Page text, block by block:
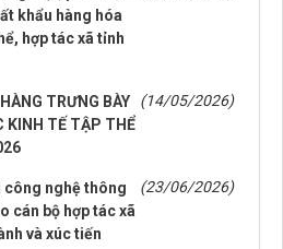
khẩu hàng hóa
hợp tác xã tỉnh
TRƯNG BÀY
KINH TẾ TẬP THỂ
(14/05/2026)
công nghệ thông
cán bộ hợp tác xã
và xúc tiến
(23/06/2026)